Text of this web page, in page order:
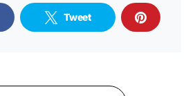
Tweet